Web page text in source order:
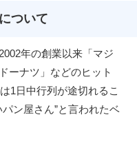
ついて
年の創業以来「マジ
ーナツ」などのヒット
1日中行列が途切れるこ
ン屋さん”と言われたベ